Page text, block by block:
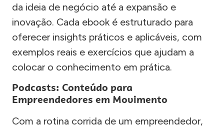
da ideia de negócio até a expansão e
inovação. Cada ebook é estruturado para
oferecer insights práticos e aplicáveis, com
exemplos reais e exercícios que ajudam a
colocar o conhecimento em prática.
Podcasts: Conteúdo para
Empreendedores em Movimento
Com a rotina corrida de um empreendedor,